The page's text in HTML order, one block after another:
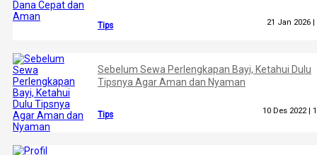
Tips 21 Jan 2026 |
Sebelum Sewa Perlengkapan Bayi, Ketahui Dulu
Tipsnya Agar Aman dan Nyaman
Tips 10 Des 2022 |